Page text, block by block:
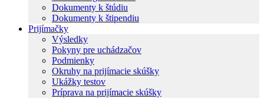
Dokumenty k štúdiu
Dokumenty k štipendiu
Prijímačky
Výsledky
Pokyny pre uchádzačov
Podmienky
Okruhy na prijímacie skúšky
Ukážky testov
Príprava na prijímacie skúšky